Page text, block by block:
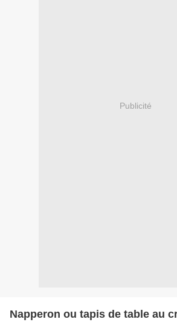
Publicité
Napperon ou tapis de table au